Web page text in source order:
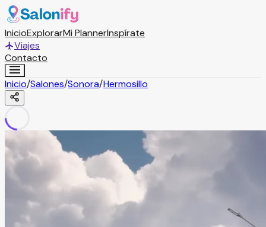
InicioExplorarMi PlannerInspírate
Viajes
Contacto
Inicio/Salones/Sonora/Hermosillo